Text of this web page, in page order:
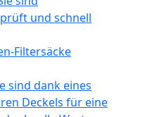
Filtersäcke